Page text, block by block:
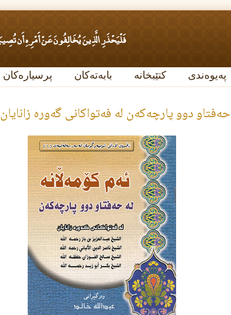
پەیوەندی کتێبخانە بابەتەکان پرسیارەکان
دوو پارچه‌كه‌ن له‌ فه‌تواكانى گه‌وره‌ زانايان